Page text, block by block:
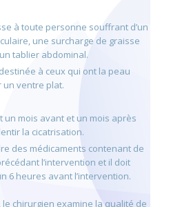
à toute personne souffrant d’un
une surcharge de graisse
tablier abdominal.
à ceux qui ont la peau
ventre plat.
un mois avant et un mois après
la cicatrisation.
des médicaments contenant de
l’intervention et il doit
6 heures avant l’intervention.
le chirurgien examine la qualité de